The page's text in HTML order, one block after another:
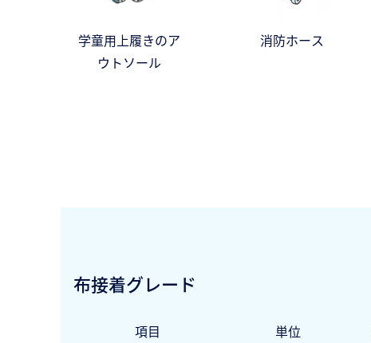
学童用上履きのア
ウトソール
消防ホース
布接着グレード
項目 単位